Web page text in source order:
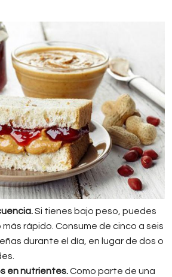
Si tienes bajo peso, puedes
rápido. Consume de cinco a seis
durante el día, en lugar de dos o
en nutrientes.Como parte de una